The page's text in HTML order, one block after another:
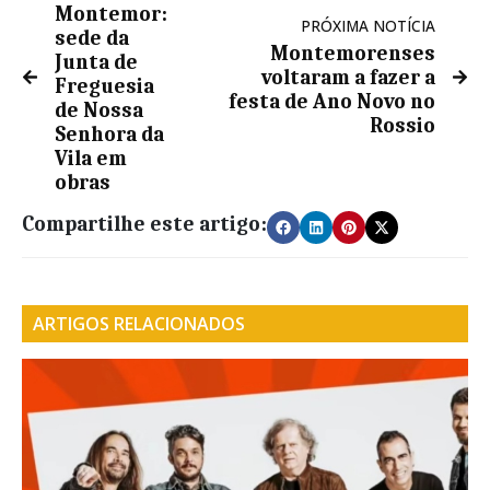
Montemor:
sede da
Junta de
Freguesia
de Nossa
Senhora da
Vila em
obras
PRÓXIMA NOTÍCIA
Montemorenses
voltaram a fazer a
festa de Ano Novo no
Rossio
Compartilhe este artigo:
ARTIGOS RELACIONADOS